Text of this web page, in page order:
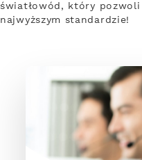
światłowód, który
najwyższym standardzie!